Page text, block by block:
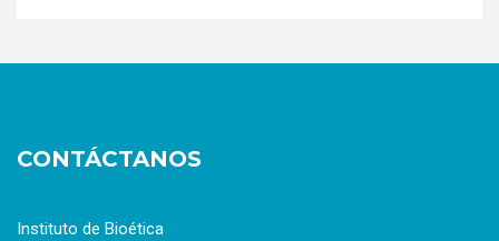
CONTÁCTANOS
Instituto de Bioética